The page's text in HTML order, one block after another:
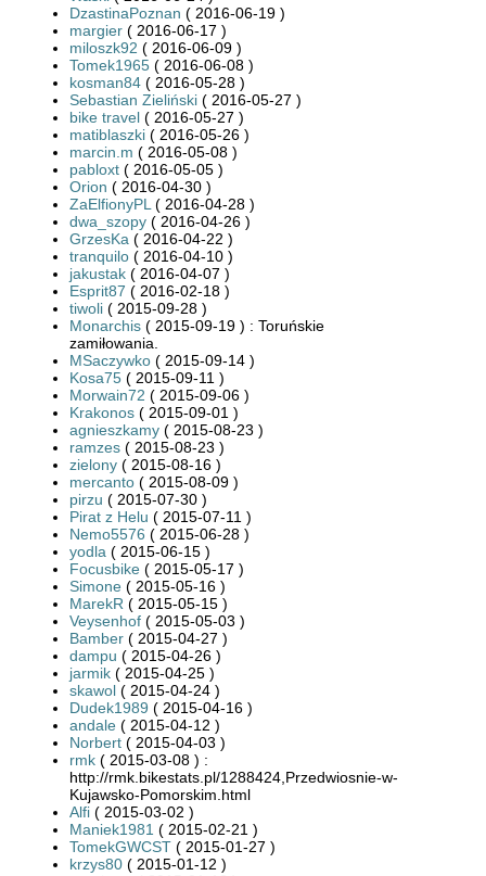
DzastinaPoznan ( 2016-06-19 )
margier ( 2016-06-17 )
miloszk92 ( 2016-06-09 )
Tomek1965 ( 2016-06-08 )
kosman84 ( 2016-05-28 )
Sebastian Zieliński ( 2016-05-27 )
bike travel ( 2016-05-27 )
matiblaszki ( 2016-05-26 )
marcin.m ( 2016-05-08 )
pabloxt ( 2016-05-05 )
Orion ( 2016-04-30 )
ZaElfionyPL ( 2016-04-28 )
dwa_szopy ( 2016-04-26 )
GrzesKa ( 2016-04-22 )
tranquilo ( 2016-04-10 )
jakustak ( 2016-04-07 )
Esprit87 ( 2016-02-18 )
tiwoli ( 2015-09-28 )
Monarchis ( 2015-09-19 ) : Toruńskie
zamiłowania.
MSaczywko ( 2015-09-14 )
Kosa75 ( 2015-09-11 )
Morwain72 ( 2015-09-06 )
Krakonos ( 2015-09-01 )
agnieszkamy ( 2015-08-23 )
ramzes ( 2015-08-23 )
zielony ( 2015-08-16 )
mercanto ( 2015-08-09 )
pirzu ( 2015-07-30 )
Pirat z Helu ( 2015-07-11 )
Nemo5576 ( 2015-06-28 )
yodla ( 2015-06-15 )
Focusbike ( 2015-05-17 )
Simone ( 2015-05-16 )
MarekR ( 2015-05-15 )
Veysenhof ( 2015-05-03 )
Bamber ( 2015-04-27 )
dampu ( 2015-04-26 )
jarmik ( 2015-04-25 )
skawol ( 2015-04-24 )
Dudek1989 ( 2015-04-16 )
andale ( 2015-04-12 )
Norbert ( 2015-04-03 )
rmk ( 2015-03-08 ) :
http://rmk.bikestats.pl/1288424,Przedwiosnie-w-
Kujawsko-Pomorskim.html
Alfi ( 2015-03-02 )
Maniek1981 ( 2015-02-21 )
TomekGWCST ( 2015-01-27 )
krzys80 ( 2015-01-12 )